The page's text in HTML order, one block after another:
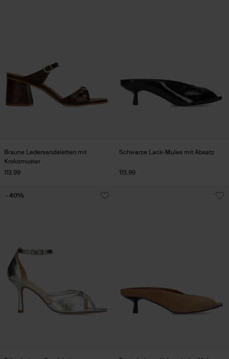
Braune Ledersandaletten mit
Krokomuster
113.99
Schwarze Lack-Mules mit Absatz
113.99
- 40%